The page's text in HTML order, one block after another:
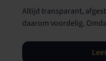
Altijd transparant,
daarom voordelig.
veel. Zo kun jij